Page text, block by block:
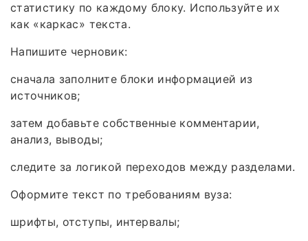
статистику по каждому блоку. Используйте их
как «каркас» текста.
Напишите черновик:
сначала заполните блоки информацией из
источников;
затем добавьте собственные комментарии,
анализ, выводы;
следите за логикой переходов между разделами.
Оформите текст по требованиям вуза:
шрифты, отступы, интервалы;